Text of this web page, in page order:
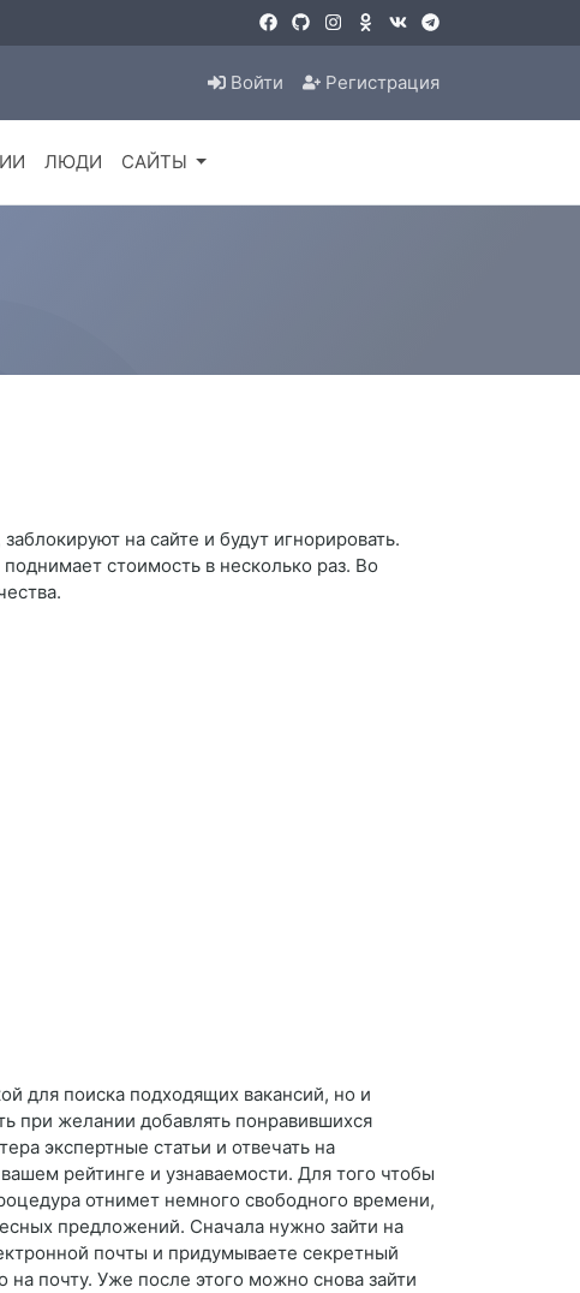
Войти Регистрация
ЛЮДИ САЙТЫ
на сайте и будут игнорировать.
стоимость в несколько раз. Во
для поиска подходящих вакансий, но и
при желании добавлять понравившихся
экспертные статьи и отвечать на
рейтинге и узнаваемости. Для того чтобы
отнимет немного свободного времени,
предложений. Сначала нужно зайти на
почты и придумываете секретный
почту. Уже после этого можно снова зайти